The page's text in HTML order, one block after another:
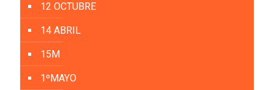
12 OCTUBRE
14 ABRIL
15M
1ºMAYO